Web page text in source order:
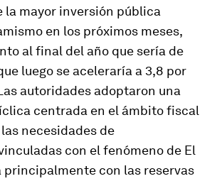
la mayor inversión pública
en los próximos meses,
al final del año que sería de
luego se aceleraría a 3,8 por
autoridades adoptaron una
centrada en el ámbito fiscal
necesidades de
con el fenómeno de El
principalmente con las reservas